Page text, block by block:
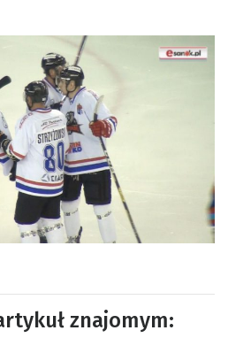
znajomym: